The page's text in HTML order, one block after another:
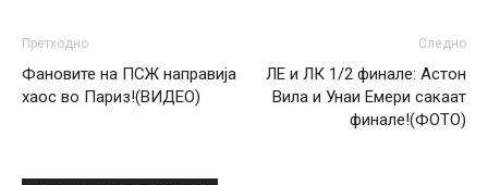
Претходно
Фановите на ПСЖ направија
хаос во Париз!(ВИДЕО)
Следно
ЛЕ и ЛК 1/2 финале: Астон
Вила и Унаи Емери сакаат
финале!(ФОТО)